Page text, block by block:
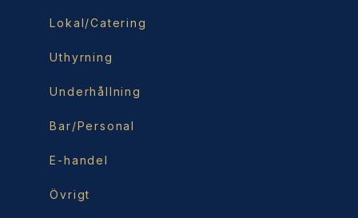
Lokal/Catering
Uthyrning
Underhållning
Bar/Personal
E-handel
Övrigt